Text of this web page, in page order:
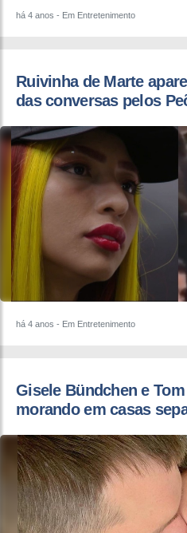
há 4 anos - Em Entretenimento
Ruivinha de Marte
das conversas pelos
há 4 anos - Em Entretenimento
Gisele Bündchen e
morando em casas